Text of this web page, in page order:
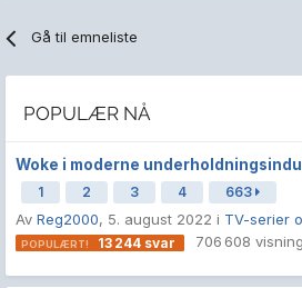
Gå til emneliste
POPULÆR NÅ
Woke i moderne
1 2 3 4 663
Av Reg2000, 5. august 2022 i TV-serier
13 244 svar 706 608